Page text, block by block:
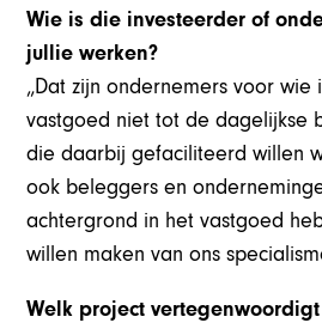
Wie is die investeerder of
jullie werken?
„Dat zijn ondernemers voor wie
vastgoed niet tot de dagelijkse
die daarbij gefaciliteerd willen
ook beleggers en
achtergrond in het vastgoed
willen maken van ons
Welk project